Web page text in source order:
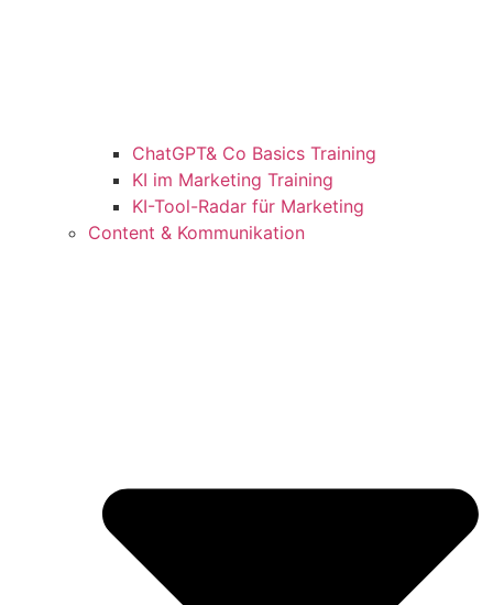
ChatGPT& Co Basics Training
KI im Marketing Training
KI-Tool-Radar für Marketing
Content & Kommunikation